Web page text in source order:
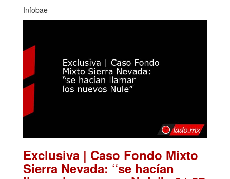
Infobae
Exclusiva | Caso Fondo Mixto
Sierra Nevada: “se hacían